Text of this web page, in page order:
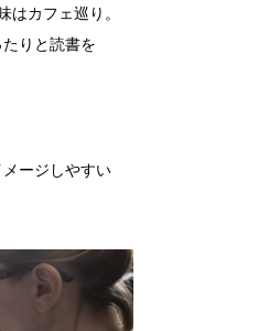
カフェ巡り。
りと読書を
ージしやすい